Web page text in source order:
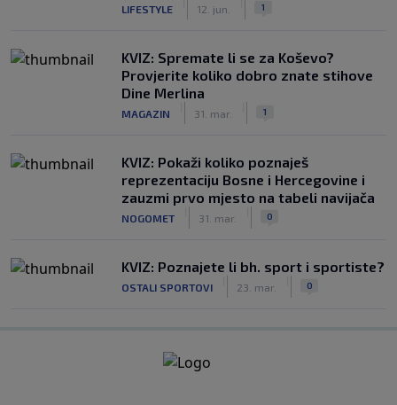
LIFESTYLE 12. jun. 1
KVIZ: Spremate li se za Koševo?
Provjerite koliko dobro znate stihove
Dine Merlina
MAGAZIN 31. mar. 1
KVIZ: Pokaži koliko poznaješ
reprezentaciju Bosne i Hercegovine i
zauzmi prvo mjesto na tabeli navijača
NOGOMET 31. mar. 0
KVIZ: Poznajete li bh. sport i sportiste?
OSTALI SPORTOVI 23. mar. 0